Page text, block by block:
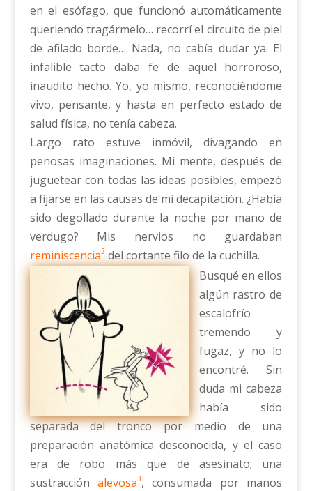
en el esófago, que funcionó automáticamente
queriendo tragármelo… recorrí el circuito de piel
de afilado borde… Nada, no cabía dudar ya. El
infalible tacto daba fe de aquel horroroso,
inaudito hecho. Yo, yo mismo, reconociéndome
vivo, pensante, y hasta en perfecto estado de
salud física, no tenía cabeza.
Largo rato estuve inmóvil, divagando en
penosas imaginaciones. Mi mente, después de
juguetear con todas las ideas posibles, empezó
a fijarse en las causas de mi decapitación. ¿Había
sido degollado durante la noche por mano de
verdugo? Mis nervios no guardaban
reminiscencia2del cortante filo de la cuchilla.
Busqué en ellos
algún rastro de
escalofrío
tremendo y
fugaz, y no lo
encontré. Sin
duda mi cabeza
había sido
separada del tronco por medio de una
preparación anatómica desconocida, y el caso
era de robo más que de asesinato; una
sustracciónalevosa3, consumada por manos